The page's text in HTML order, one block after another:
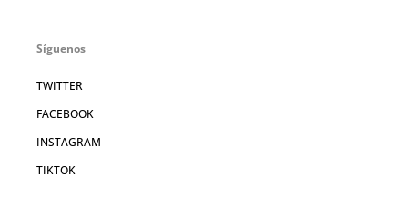
Síguenos
TWITTER
FACEBOOK
INSTAGRAM
TIKTOK